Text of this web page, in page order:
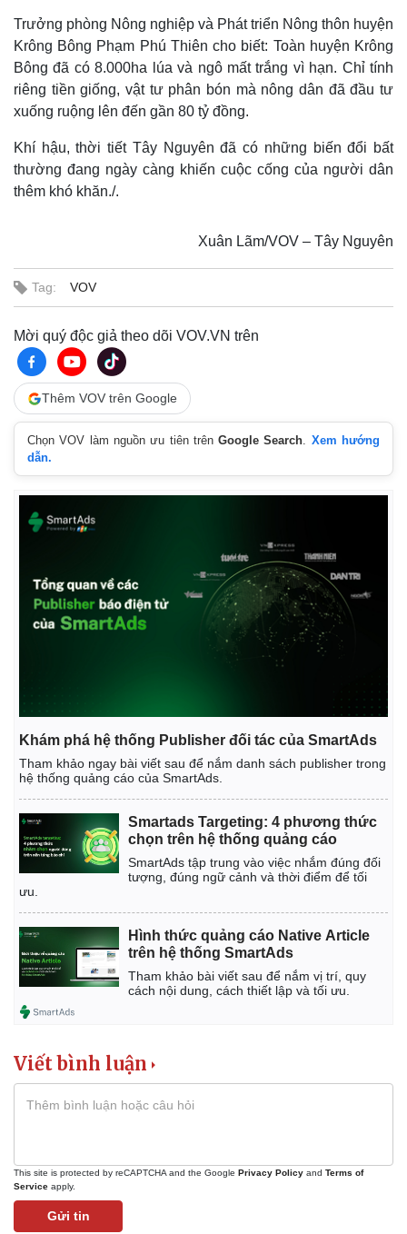
Kinh tế
Bất động sản
Khởi nghiệp
Thị trường
Giá vàng
Tiêu dùng
Tỷ giá
Chứng khoán
Giá cà phê
Trưởng phòng Nông nghiệp và Phát triển Nông thôn huyện
Krông Bông Phạm Phú Thiên cho biết: Toàn huyện Krông
Bông đã có 8.000ha lúa và ngô mất trắng vì hạn. Chỉ tính
riêng tiền giống, vật tư phân bón mà nông dân đã đầu tư
xuống ruộng lên đến gần 80 tỷ đồng.
Khí hậu, thời tiết Tây Nguyên đã có những biến đổi bất
thường đang ngày càng khiến cuộc cống của người dân
thêm khó khăn./.
Xuân Lãm/VOV – Tây Nguyên
Tag: VOV
Mời quý độc giả theo dõi VOV.VN trên
Thêm VOV trên Google
Chọn VOV làm nguồn ưu tiên trênGoogle Search. Xem hướng
dẫn.
Khám phá hệ thống Publisher đối tác của SmartAds
Tham khảo ngay bài viết sau để nắm danh sách publisher trong
hệ thống quảng cáo của SmartAds.
Smartads Targeting: 4 phương thức
chọn trên hệ thống quảng cáo
SmartAds tập trung vào việc nhắm đúng đối
tượng, đúng ngữ cảnh và thời điểm để tối
ưu.
Hình thức quảng cáo Native Article
trên hệ thống SmartAds
Tham khảo bài viết sau để nắm vị trí, quy
cách nội dung, cách thiết lập và tối ưu.
Viết bình luận
This site is protected by reCAPTCHA and the Google Privacy Policy and Terms of
Service apply.
Gửi tin